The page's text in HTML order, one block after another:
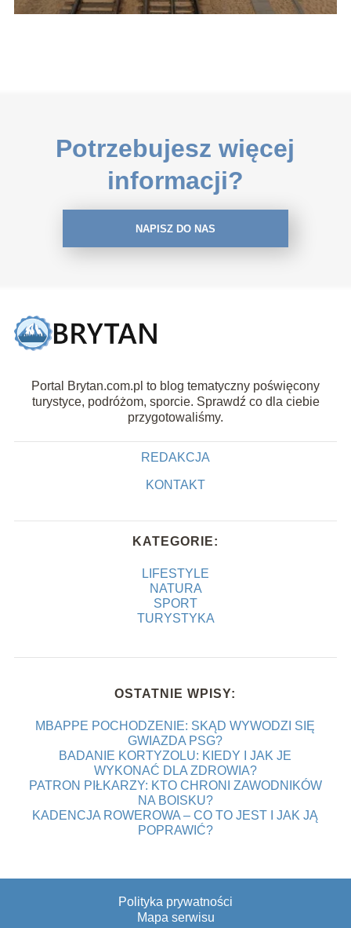
Potrzebujesz więcej
informacji?
NAPISZ DO NAS
Portal Brytan.com.pl to blog tematyczny poświęcony
turystyce, podróżom, sporcie. Sprawdź co dla ciebie
przygotowaliśmy.
REDAKCJA
KONTAKT
KATEGORIE:
LIFESTYLE
NATURA
SPORT
TURYSTYKA
OSTATNIE WPISY:
MBAPPE POCHODZENIE: SKĄD WYWODZI SIĘ
GWIAZDA PSG?
BADANIE KORTYZOLU: KIEDY I JAK JE
WYKONAĆ DLA ZDROWIA?
PATRON PIŁKARZY: KTO CHRONI ZAWODNIKÓW
NA BOISKU?
KADENCJA ROWEROWA – CO TO JEST I JAK JĄ
POPRAWIĆ?
Polityka prywatności
Mapa serwisu